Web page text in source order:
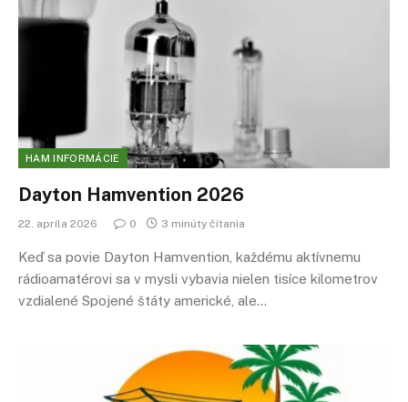
HAM INFORMÁCIE
Dayton Hamvention 2026
22. apríla 2026 0 3 minúty čítania
Keď sa povie Dayton Hamvention, každému aktívnemu
rádioamatérovi sa v mysli vybavia nielen tisíce kilometrov
vzdialené Spojené štáty americké, ale…